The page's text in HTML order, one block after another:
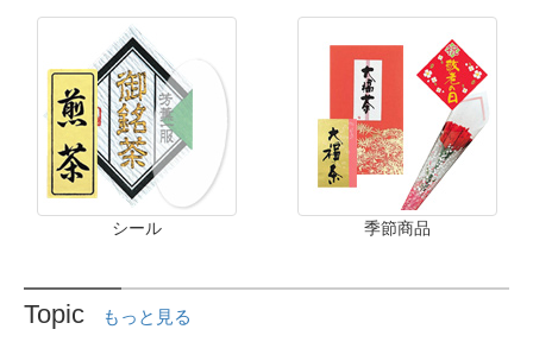
シール 季節商品
Topic もっと見る